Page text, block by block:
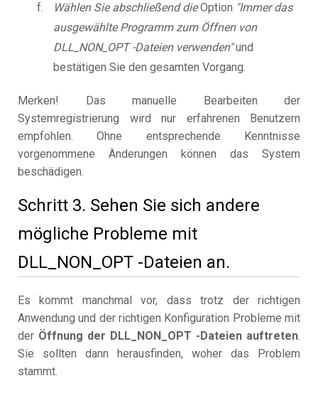
Wählen Sie abschließend dieOption "Immer das
ausgewählte Programm zum Öffnen von
DLL_NON_OPT -Dateien verwenden"und
bestätigen Sie den gesamten Vorgang.
Merken! Das manuelle Bearbeiten der
Systemregistrierung wird nur erfahrenen Benutzern
empfohlen. Ohne entsprechende Kenntnisse
vorgenommene Änderungen können das System
beschädigen.
Schritt 3. Sehen Sie sich andere
mögliche Probleme mit
DLL_NON_OPT -Dateien an.
Es kommt manchmal vor, dass trotz der richtigen
Anwendung und der richtigen Konfiguration Probleme mit
der Öffnung der DLL_NON_OPT -Dateien auftreten.
Sie sollten dann herausfinden, woher das Problem
stammt.